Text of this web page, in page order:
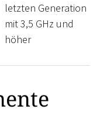
letzten Generation
mit 3,5 GHz und
höher